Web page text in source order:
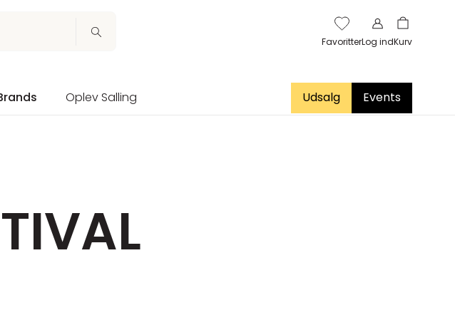
FavoritterLog indKurv
Oplev Salling Udsalg Events